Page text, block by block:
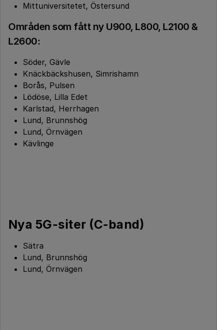
Mittuniversitetet, Östersund
Områden som fått ny U900, L800, L2100 &
L2600:
Söder, Gävle
Knäckbäckshusen, Simrishamn
Borås, Pulsen
Lödöse, Lilla Edet
Karlstad, Herrhagen
Lund, Brunnshög
Lund, Örnvägen
Kävlinge
Nya 5G-siter (C-band)
Sätra
Lund, Brunnshög
Lund, Örnvägen